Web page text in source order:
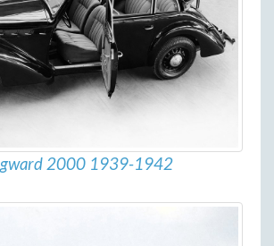
2000 1939-1942